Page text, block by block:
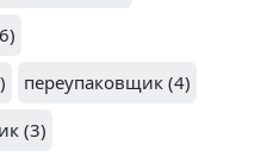
1.8
переупаковщик (4)
(3)